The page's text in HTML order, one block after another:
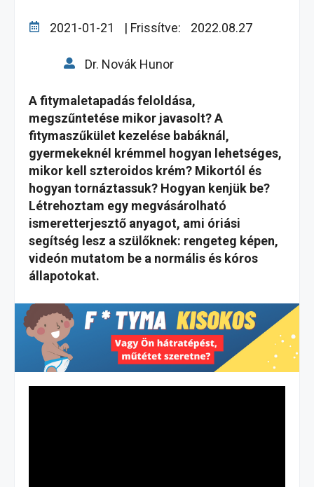
2021-01-21 | Frissítve: 2022.08.27
Dr. Novák Hunor
A fitymaletapadás feloldása,
megszűntetése mikor javasolt? A
fitymaszűkület kezelése babáknál,
gyermekeknél krémmel hogyan lehetséges,
mikor kell szteroidos krém? Mikortól és
hogyan tornáztassuk? Hogyan kenjük be?
Létrehoztam egy megvásárolható
ismeretterjesztő anyagot, ami óriási
segítség lesz a szülőknek: rengeteg képen,
videón mutatom be a normális és kóros
állapotokat.